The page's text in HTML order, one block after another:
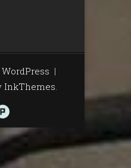
|
InkThemes.